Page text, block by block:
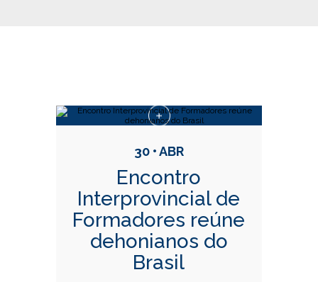
30 • ABR
Encontro
Interprovincial de
Formadores reúne
dehonianos do
Brasil